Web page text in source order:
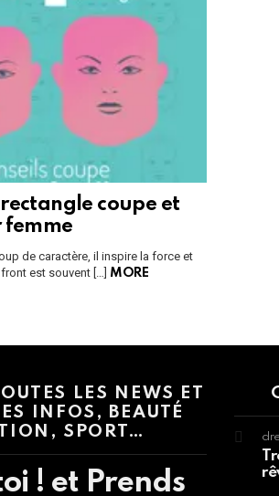
coupe et
de caractère, il inspire la force et
est souvent […] MORE
LES NEWS ET
INFOS, BEAUTÉ
SPORT…
! et Prends